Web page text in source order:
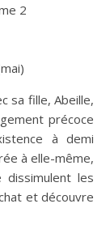
2
sa fille, Abeille,
précoce
à demi
à elle-même,
les
et découvre